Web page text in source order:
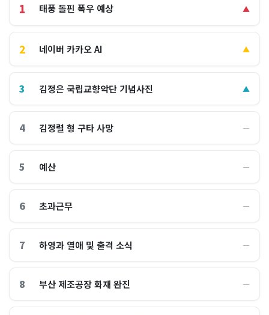
1 태풍 돌핀 폭우 예상 ▲
2 네이버 카카오 AI ▲
3 김정은 국립교향악단 기념사진 ▲
4 김정렬 형 구타 사망 ―
5 예산 ―
6 초과근무 ―
7 하영과 열애 및 출격 소식 ―
8 부산 제조공장 화재 완진 ―